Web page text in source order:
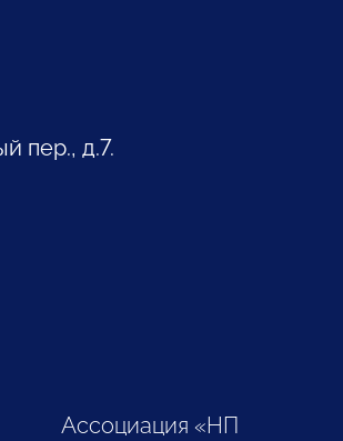
пер., д.7.
Ассоциация «НП